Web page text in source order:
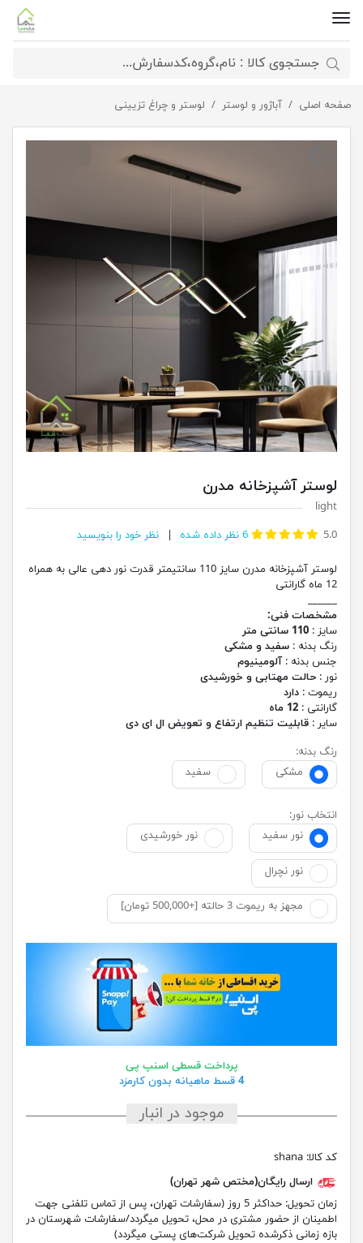
صفحه اصلی آباژور و لوستر لوستر و چراغ تزیینی لوستر آشپزخانه مدرن
لوستر آشپزخانه مدرن
light
5.0
6 نظر داده شده نظر خود را بنویسید
لوستر آشپزخانه مدرن سایز 110 سانتیمتر قدرت نور دهی عالی به همراه
12 ماه گارانتی
______
مشخصات فنی:
سایز : 110 سانتی متر
رنگ بدنه : سفید و مشکی
جنس بدنه :آلومینیوم
نور : حالت مهتابی و خورشیدی
ریموت : دارد
گارانتی : 12 ماه
سایر : قابلیت تنظیم ارتفاع و تعویض ال ای دی
رنگ بدنه:
مشکی
سفید
انتخاب نور:
نور سفید
نور خورشیدی
نور نچرال
مجهز به ریموت 3 حالته [+500,000 تومان]
پرداخت قسطی اسنپ پی
4 قسط ماهیانه بدون کارمزد
موجود در انبار
کد کالا: shana
ارسال رایگان(مختص شهر تهران)
زمان تحویل:
حداکثر 5 روز (سفارشات تهران، پس از تماس تلفنی جهت
اطمینان از حضور مشتری در محل، تحویل میگردد/سفارشات شهرستان در
بازه زمانی ذکرشده تحویل شرکت‌های پستی میگردد)